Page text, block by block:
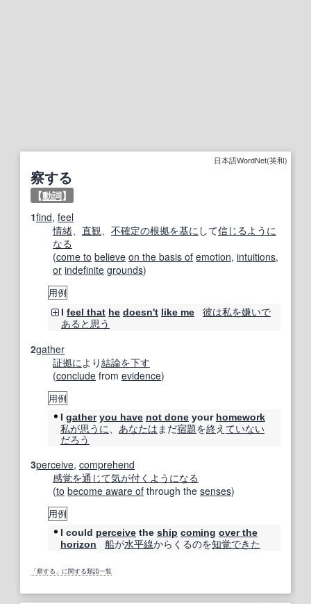
日本語WordNet(英和)
察する
【動詞】
1find, feel
情緒
直観 不確定の根拠を基に して信じる ように
なる
(come to believe on the basis of emotion, intuitions,
or indefinite grounds)
用例
I feel that he doesn't like me 彼は私を嫌いで
ある と思う
2gather
証拠に より結論を下す
(conclude from evidence)
用例
I gather you have not done your homework
私が思うに あなたは まだ宿題を終え ていない
だろう
3perceive, comprehend
感覚を通じて気が付く ようになる
(to become aware of through the senses)
用例
I could perceive the ship coming over the
horizon
船が水平線からくるのを知覚できた
「察する」に関する類語一覧